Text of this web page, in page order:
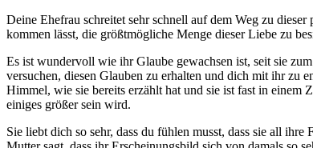
Deine Ehefrau schreitet sehr schnell auf dem Weg zu
kommen lässt, die größtmögliche Menge dieser Liebe zu
Es ist wundervoll wie ihr Glaube gewachsen ist, seit sie
versuchen, diesen Glauben zu erhalten und dich mit ihr zu
Himmel, wie sie bereits erzählt hat und sie ist fast in einem
einiges größer sein wird.
Sie liebt dich so sehr, dass du fühlen musst, dass sie all